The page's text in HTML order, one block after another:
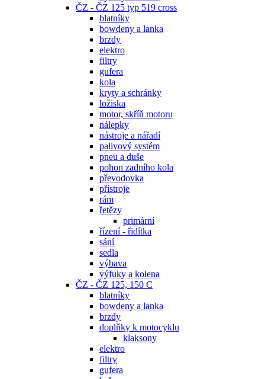
ČZ - ČZ 125 typ 519 cross
blatníky
bowdeny a lanka
brzdy
elektro
filtry
gufera
kola
kryty a schránky
ložiska
motor, skříň motoru
nálepky
nástroje a nářadí
palivový systém
pneu a duše
pohon zadního kola
převodovka
přístroje
rám
řetězy
primární
řízení - řidítka
sání
sedla
výbava
výfuky a kolena
ČZ - ČZ 125, 150 C
blatníky
bowdeny a lanka
brzdy
doplňky k motocyklu
klaksony
elektro
filtry
gufera